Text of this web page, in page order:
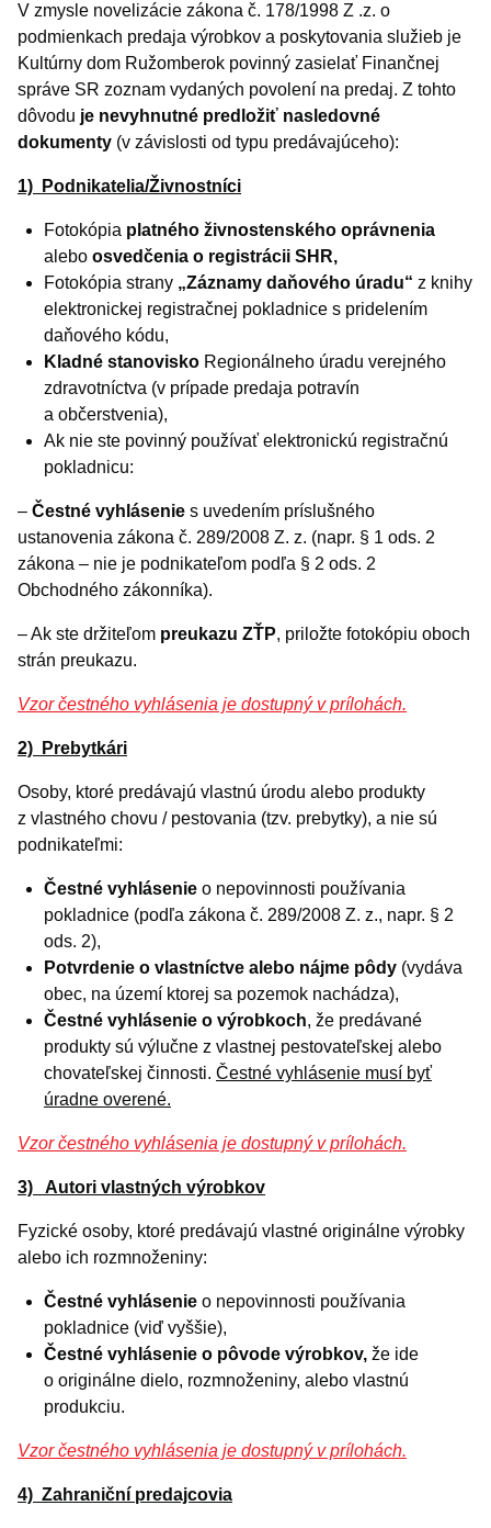
V zmysle novelizácie zákona č. 178/1998 Z .z. o
podmienkach predaja výrobkov a poskytovania služieb je
Kultúrny dom Ružomberok povinný zasielať Finančnej
správe SR zoznam vydaných povolení na predaj. Z tohto
dôvodu je nevyhnutné predložiť nasledovné
dokumenty (v závislosti od typu predávajúceho):
1) Podnikatelia/Živnostníci
Fotokópia platného živnostenského oprávnenia
alebo osvedčenia o registrácii SHR,
Fotokópia strany „Záznamy daňového úradu“ z knihy
elektronickej registračnej pokladnice s pridelením
daňového kódu,
Kladné stanovisko Regionálneho úradu verejného
zdravotníctva (v prípade predaja potravín
a občerstvenia),
Ak nie ste povinný používať elektronickú registračnú
pokladnicu:
– Čestné vyhlásenie s uvedením príslušného
ustanovenia zákona č. 289/2008 Z. z. (napr. § 1 ods. 2
zákona – nie je podnikateľom podľa § 2 ods. 2
Obchodného zákonníka).
– Ak ste držiteľom preukazu ZŤP, priložte fotokópiu oboch
strán preukazu.
Vzor čestného vyhlásenia je dostupný v prílohách.
2) Prebytkári
Osoby, ktoré predávajú vlastnú úrodu alebo produkty
z vlastného chovu / pestovania (tzv. prebytky), a nie sú
podnikateľmi:
Čestné vyhlásenie o nepovinnosti používania
pokladnice (podľa zákona č. 289/2008 Z. z., napr. § 2
ods. 2),
Potvrdenie o vlastníctve alebo nájme pôdy (vydáva
obec, na území ktorej sa pozemok nachádza),
Čestné vyhlásenie o výrobkoch, že predávané
produkty sú výlučne z vlastnej pestovateľskej alebo
chovateľskej činnosti. Čestné vyhlásenie musí byť
úradne overené.
Vzor čestného vyhlásenia je dostupný v prílohách.
3) Autori vlastných výrobkov
Fyzické osoby, ktoré predávajú vlastné originálne výrobky
alebo ich rozmnoženiny:
Čestné vyhlásenie o nepovinnosti používania
pokladnice (viď vyššie),
Čestné vyhlásenie o pôvode výrobkov, že ide
o originálne dielo, rozmnoženiny, alebo vlastnú
produkciu.
Vzor čestného vyhlásenia je dostupný v prílohách.
4) Zahraniční predajcovia